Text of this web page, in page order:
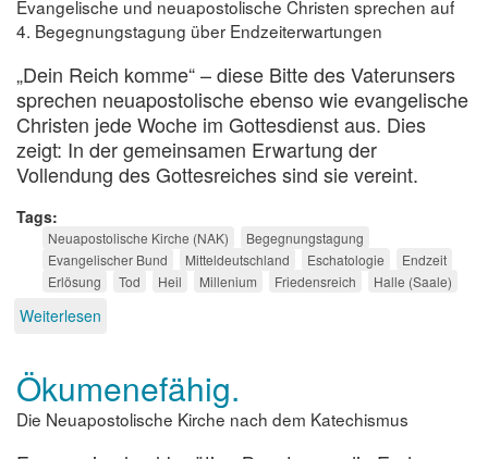
Evangelische und neuapostolische Christen sprechen auf
4. Begegnungstagung über Endzeiterwartungen
„Dein Reich komme“ – diese Bitte des Vaterunsers
sprechen neuapostolische ebenso wie evangelische
Christen jede Woche im Gottesdienst aus. Dies
zeigt: In der gemeinsamen Erwartung der
Vollendung des Gottesreiches sind sie vereint.
Tags
Neuapostolische Kirche (NAK)
Begegnungstagung
Evangelischer Bund
Mitteldeutschland Eschatologie
Endzeit
Erlösung
Tod Heil Millenium Friedensreich Halle (Saale)
Weiterlesen
hoffen?
Ökumenefähig.
Die Neuapostolische Kirche nach dem Katechismus